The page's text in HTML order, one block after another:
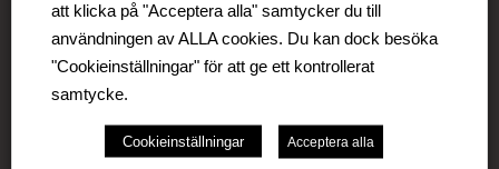
Be-Ge Koncernen är en familjeägd företagsgrupp med
verksamhet i Sverige, Danmark, Storbritannien,
Litauen, Nederländerna och Tyskland. Koncernen
omfattar affärsområdena Be-Ge Seating Division,
att klicka på "Acceptera alla" samtycker du till
användningen av ALLA cookies. Du kan dock besöka
"Cookieinställningar" för att ge ett kontrollerat
samtycke.
Cookieinställningar Acceptera alla